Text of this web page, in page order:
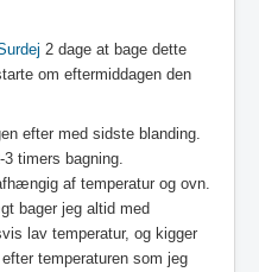
2 dage at bage dette
om eftermiddagen den
efter med sidste blanding.
timers bagning.
af temperatur og ovn.
bager jeg altid med
lav temperatur, og kigger
temperaturen som jeg